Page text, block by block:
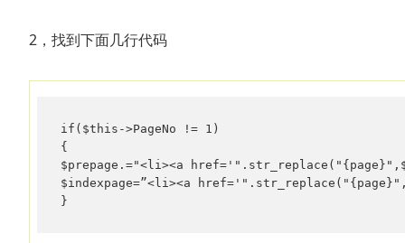
2，找到下面几行代码
if($this->PageNo != 1)
{
$prepage.="<li><a
$indexpage=”<li><a
}